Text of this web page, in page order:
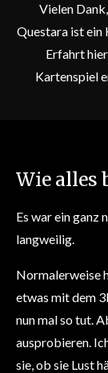
Vielen
Questara ist ein
Erfahrt
Kartenspiel
Wie alles
Es war ein ganz
langweilig.
Normalerweise
etwas mit dem
nun mal so tut.
ausprobieren.
sie, ob sie Lust